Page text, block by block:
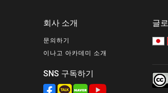
회사 소개
문의하기
이나고 아카데미 소개
SNS 구독하기
글